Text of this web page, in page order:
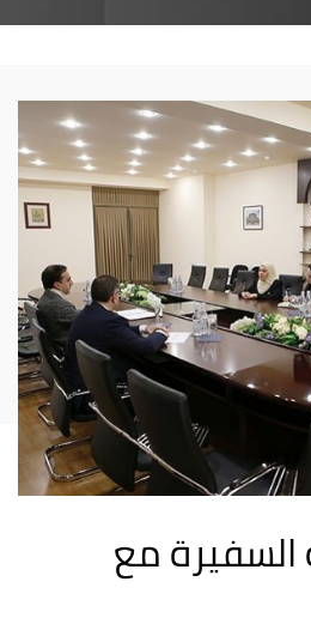
السفيرة مع